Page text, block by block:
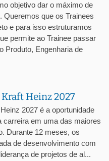
objetivo dar o máximo de
Queremos que os Trainees
e para isso estruturamos
permite ao Trainee passar
Produto, Engenharia de
Heinz 2027
2027 é a oportunidade
carreira em uma das maiores
Durante 12 meses, os
de desenvolvimento com
de projetos de al...